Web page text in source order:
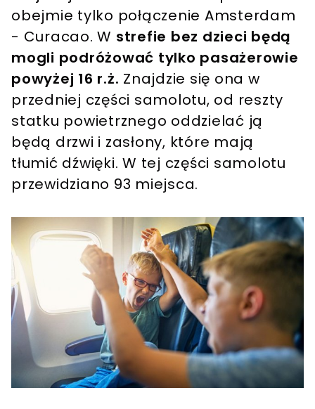
obejmie tylko połączenie Amsterdam
- Curacao. W strefie bez dzieci będą
mogli podróżować tylko pasażerowie
powyżej 16 r.ż. Znajdzie się ona w
przedniej części samolotu, od reszty
statku powietrznego oddzielać ją
będą drzwi i zasłony, które mają
tłumić dźwięki. W tej części samolotu
przewidziano 93 miejsca.